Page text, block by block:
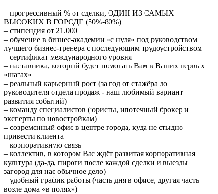
– прогрессивный % от сделки, ОДИН ИЗ САМЫХ
ВЫСОКИХ В ГОРОДЕ (50%-80%)
– стипендия от 21.000
– обучение в бизнес-академии «с нуля» под руководством
лучшего бизнес-тренера с последующим трудоустройством
– сертификат международного уровня
– наставника, который будет помогать Вам в Ваших первых
«шагах»
– реальный карьерный рост (за год от стажёра до
руководителя отдела продаж - наш любимый вариант
развития событий)
– команду специалистов (юристы, ипотечный брокер и
эксперты по новостройкам)
– современный офис в центре города, куда не стыдно
привести клиента
– корпоративную связь
– коллектив, в котором Вас ждёт развитая корпоративная
культура (да-да, пироги после каждой сделки и выезды
загород для нас обычное дело)
– удобный график работы (часть дня в офисе, другая часть
возле дома «в полях»)